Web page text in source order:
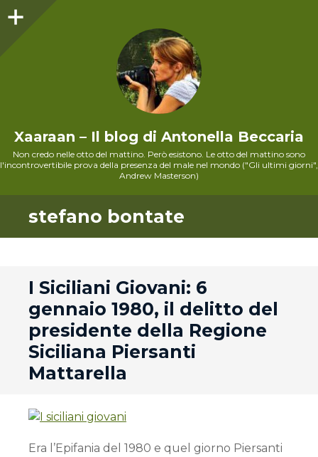
Xaaraan – Il blog di Antonella Beccaria
Non credo nelle otto del mattino. Però esistono. Le otto del mattino sono
l'incontrovertibile prova della presenza del male nel mondo ("Gli ultimi giorni",
Andrew Masterson)
stefano bontate
I Siciliani Giovani: 6
gennaio 1980, il delitto del
presidente della Regione
Siciliana Piersanti
Mattarella
Era l’Epifania del 1980 e quel giorno Piersanti